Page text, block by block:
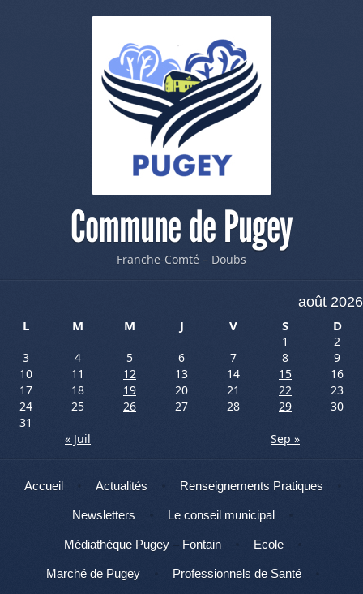
Commune de Pugey
Franche-Comté – Doubs
août 2026
L
M M J V S D
1
2
3
4 5 6 7 8
9
10
11 12 13 14 15
16
17
18 19 20 21 22
23
24
25 26 27 28 29
30
31
« Juil
Sep »
Menu
Aller au contenu
Accueil Actualités Renseignements Pratiques
Newsletters Le conseil municipal
Médiathèque Pugey – Fontain Ecole
Marché de Pugey Professionnels de Santé